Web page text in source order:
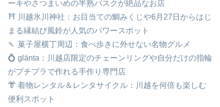
ーキやさつまいめの半熟バスクが絶品なお店
⛩️ 川越氷川神社：お目当ての鯛みくじや6月27日からはじ
まる縁結び風鈴が人気のパワースポット
🍡 菓子屋横丁周辺：食べ歩きに外せない名物グルメ
💍 glänta：川越店限定のチェーンリングや自分だけの指輪
がプチプラで作れる手作り専門店
👘 着物レンタル＆レンタサイクル：川越を何倍も楽しむ
便利スポット